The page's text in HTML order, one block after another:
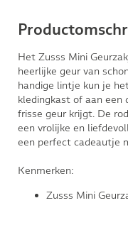
Het Zusss Mini
heerlijke geur van
handige lintje kun je
kledingkast of aan een
frisse geur krijgt. De
een vrolijke en
een perfect cadeautje
Kenmerken:
Zusss Mini